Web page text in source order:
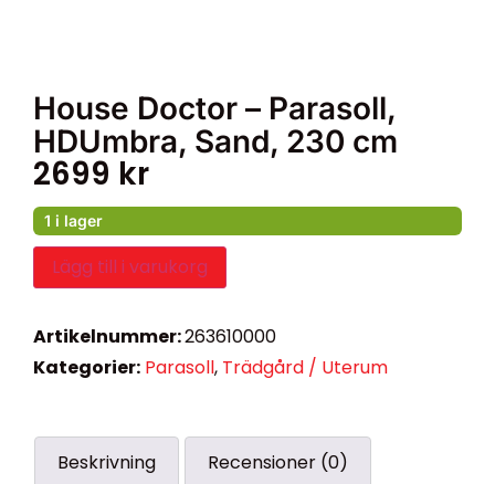
House Doctor – Parasoll,
HDUmbra, Sand, 230 cm
2699 kr
1 i lager
Lägg till i varukorg
Artikelnummer:263610000
Kategorier: Parasoll, Trädgård / Uterum
Beskrivning Recensioner (0)